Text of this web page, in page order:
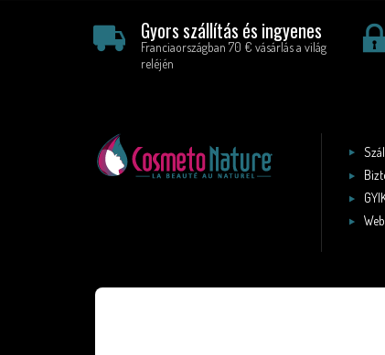
Gyors szállítás és ingyenes
Franciaországban 70 € vásárlás a világ
reléjén